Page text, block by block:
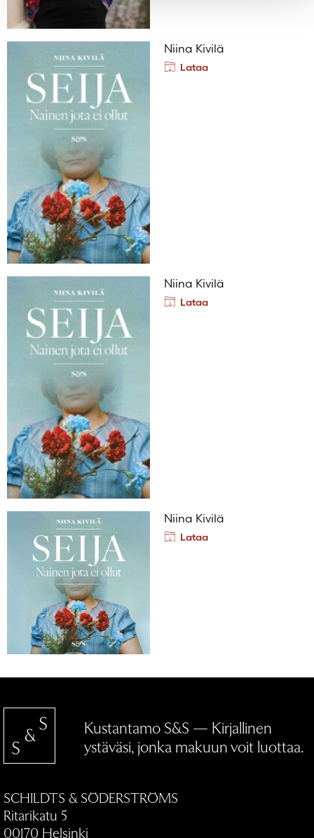
Niina Kivilä
Lataa
Niina Kivilä
Lataa
Niina Kivilä
Lataa
Kustantamo S&S — Kirjallinen
ystäväsi, jonka makuun voit luottaa.
SCHILDTS & SÖDERSTRÖMS
Ritarikatu 5
00170 Helsinki